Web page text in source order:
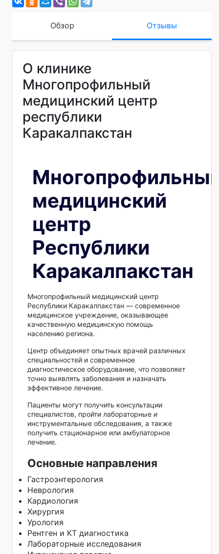
Обзор Отзывы
О клинике
Многопрофильный
медицинский центр
республики
Каракалпакстан
медицинский
центр
Республики
Каракалпакстан
Многопрофильный медицинский центр
Республики Каракалпакстан — современное
медицинское учреждение, оказывающее
качественную медицинскую помощь
населению региона.
Центр объединяет опытных врачей различных
специальностей и современное
диагностическое оборудование, что позволяет
точно выявлять заболевания и назначать
эффективное лечение.
Пациенты могут получить консультации
специалистов, пройти лабораторные и
инструментальные обследования, а также
получить стационарное или амбулаторное
лечение.
Основные направления
Гастроэнтерология
Неврология
Кардиология
Хирургия
Урология
Рентген и КТ диагностика
Лабораторные исследования